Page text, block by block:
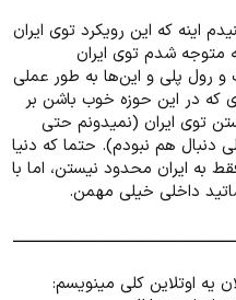
اینه که این رویکرد توی ایران
متوجه شدم توی ایران
و رول پلی و این‌ها به طور عملی
که در این حوزه خوب باشن بر
توی ایران (نمیدونم حتی
هم نبودم). حتما که دنیا
به ایران محدود نیستن، اما با
داخلی خیلی مهمن.
یه اوتلاین کلی مینویسم: